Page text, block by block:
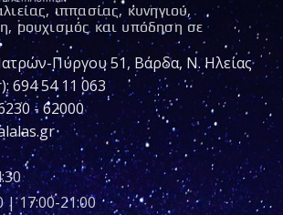
ιππασίας, κυνηγιού,
ρουχισμός και υπόδηση σε
Πύργου 51, Βάρδα, Ν. Ηλείας
694 54 11 063
- 62000
| 17:00-21:00